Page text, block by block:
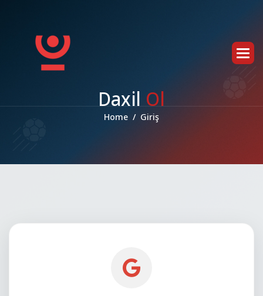
Daxil Ol
Home Giriş